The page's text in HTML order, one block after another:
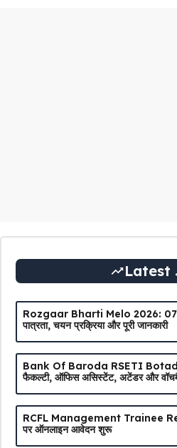
Latest
Rozgaar Bharti Melo 2026: 07
पात्रता, चयन प्रक्रिया और पूरी जानकारी
Bank Of Baroda RSETI
फैकल्टी, ऑफिस असिस्टेंट, अटेंडर और
RCFL Management Trainee
पर ऑनलाइन आवेदन शुरू